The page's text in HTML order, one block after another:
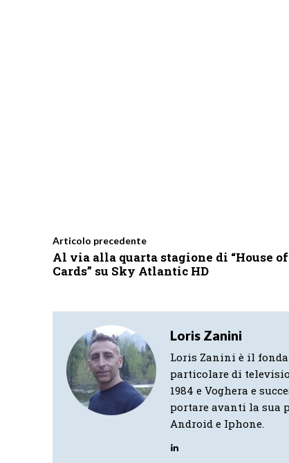
Articolo precedente
Al via alla quarta stagione di “House of
Cards” su Sky Atlantic HD
Loris Zanini
Loris Zanini è il
particolare di
1984 e Voghera e
portare avanti la sua
Android e Iphone.